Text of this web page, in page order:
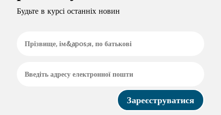
Будьте в курсі останніх новин
Зареєструватися